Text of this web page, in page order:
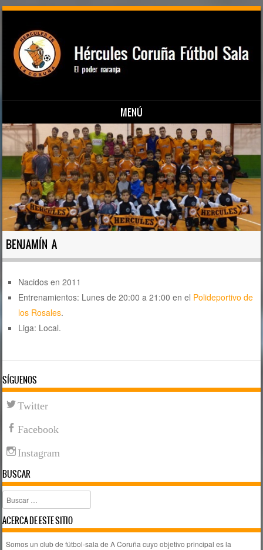
MENÚ
Saltar al contenido
BENJAMÍN A
Nacidos en 2011
Entrenamientos: Lunes de 20:00 a 21:00 en el Polideportivo de
los Rosales.
Liga: Local.
SÍGUENOS
Twitter
Facebook
Instagram
BUSCAR
Buscar
ACERCA DE ESTE SITIO
Somos un club de fútbol-sala de A Coruña cuyo objetivo principal es la